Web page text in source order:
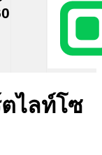
ไลท์โซ